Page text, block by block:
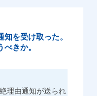
を受け取った。
きか。
理由通知が送られ